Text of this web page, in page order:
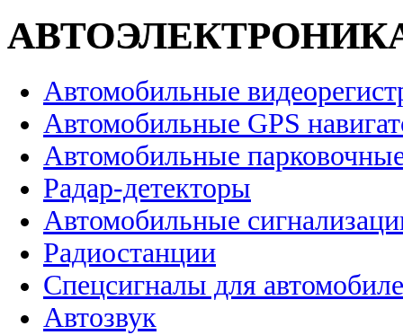
Автомобильные
Автомобильные GPS
Автомобильные
Радар-детекторы
Автомобильные
Радиостанции
Спецсигналы для
Автозвук